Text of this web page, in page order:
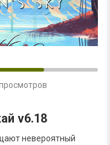
v6.18
невероятный